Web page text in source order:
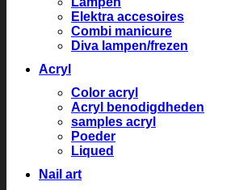
Elektra accesoires
Combi manicure
Diva lampen/frezen
Acryl
Color acryl
Acryl benodigdheden
samples acryl
Poeder
Liqued
Nail art